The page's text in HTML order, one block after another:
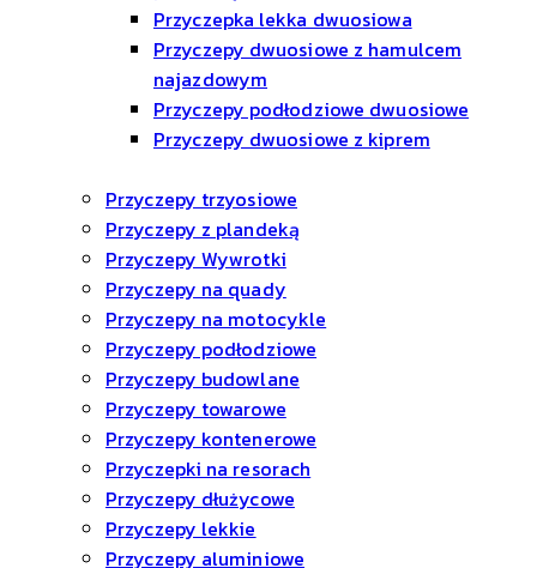
Przyczepka lekka dwuosiowa
Przyczepy dwuosiowe z hamulcem
najazdowym
Przyczepy podłodziowe dwuosiowe
Przyczepy dwuosiowe z kiprem
Przyczepy trzyosiowe
Przyczepy z plandeką
Przyczepy Wywrotki
Przyczepy na quady
Przyczepy na motocykle
Przyczepy podłodziowe
Przyczepy budowlane
Przyczepy towarowe
Przyczepy kontenerowe
Przyczepki na resorach
Przyczepy dłużycowe
Przyczepy lekkie
Przyczepy aluminiowe